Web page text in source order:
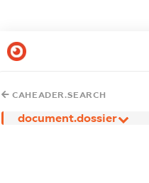
CAHEADER.SEARCH
document.dossier